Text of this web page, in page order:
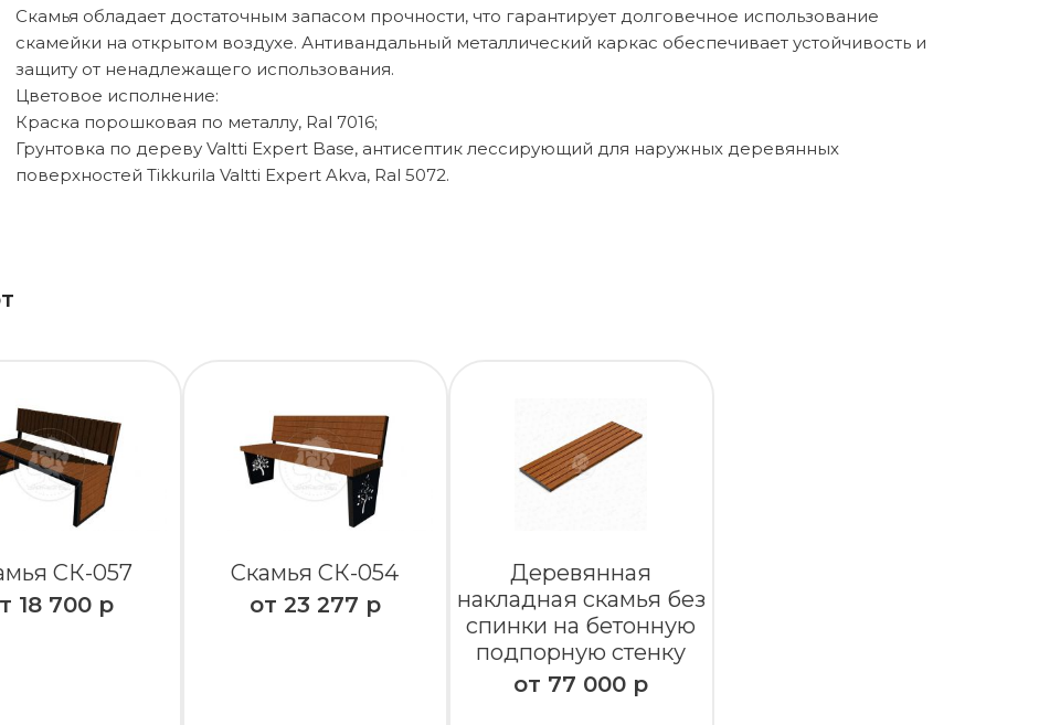
Скамья обладает достаточным запасом прочности, что гарантирует долговечное использование
скамейки на открытом воздухе. Антивандальный металлический каркас обеспечивает устойчивость и
защиту от ненадлежащего использования.
Цветовое исполнение:
Краска порошковая по металлу, Ral 7016;
Грунтовка по дереву Valtti Expert Base, антисептик лессирующий для наружных деревянных
поверхностей Tikkurila Valtti Expert Akva, Ral 5072.
СК-057
18 700 р
Скамья СК-054
от 23 277 р
Деревянная
накладная скамья без
спинки на бетонную
подпорную стенку
от 77 000 р